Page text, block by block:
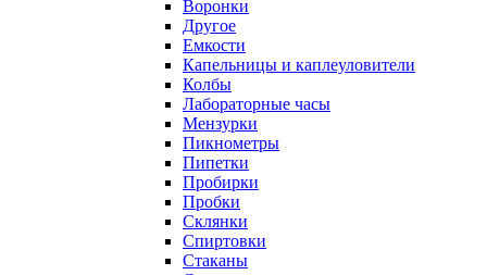
Воронки
Другое
Емкости
Капельницы и каплеуловители
Колбы
Лабораторные часы
Мензурки
Пикнометры
Пипетки
Пробирки
Пробки
Склянки
Спиртовки
Стаканы